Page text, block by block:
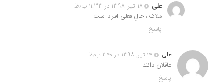
علی
۱۸ تیر, ۱۳۹۸ در ۱۱:۳۳ ب٫ظ
ملاک ، حالِ فعلی افراد است.
پاسخ
علی
۱۴ تیر, ۱۳۹۸ در ۲:۴۰ ب٫ظ
عاقلان دانند.
پاسخ